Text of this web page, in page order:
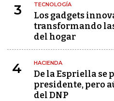
3 TECNOLOGÍA
Los gadgets
transformando
del hogar
4 HACIENDA
De la Espriella se
presidente, pero
del DNP